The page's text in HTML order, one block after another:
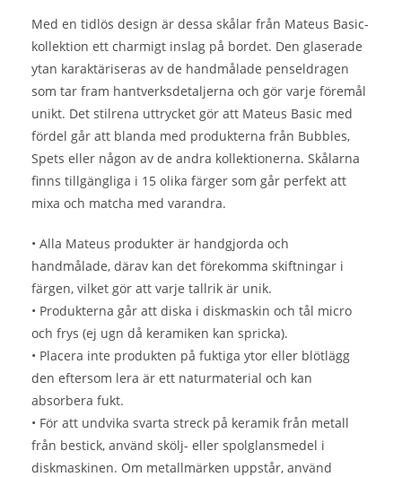
Med en tidlös design är dessa skålar från Mateus Basic-
kollektion ett charmigt inslag på bordet. Den glaserade
ytan karaktäriseras av de handmålade penseldragen
som tar fram hantverksdetaljerna och gör varje föremål
unikt. Det stilrena uttrycket gör att Mateus Basic med
fördel går att blanda med produkterna från Bubbles,
Spets eller någon av de andra kollektionerna. Skålarna
finns tillgängliga i 15 olika färger som går perfekt att
mixa och matcha med varandra.
• Alla Mateus produkter är handgjorda och
handmålade, därav kan det förekomma skiftningar i
färgen, vilket gör att varje tallrik är unik.
• Produkterna går att diska i diskmaskin och tål micro
och frys (ej ugn då keramiken kan spricka).
• Placera inte produkten på fuktiga ytor eller blötlägg
den eftersom lera är ett naturmaterial och kan
absorbera fukt.
• För att undvika svarta streck på keramik från metall
från bestick, använd skölj- eller spolglansmedel i
diskmaskinen. Om metallmärken uppstår, använd